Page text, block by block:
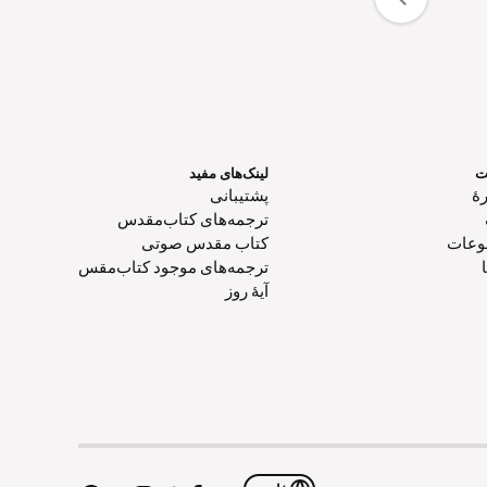
لینک‌های مفید
پشتیبانی
ترجمه‌های کتاب‌مقدس
کتاب‌ مقدس صوتی
ترجمه‌های موجود کتاب‌مقس
آیۀ روز